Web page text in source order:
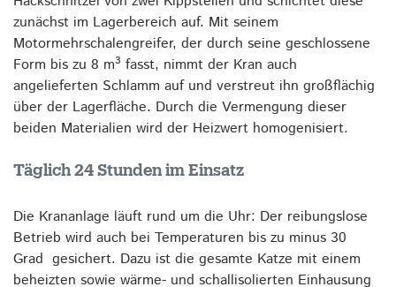
zunächst im Lagerbereich auf. Mit seinem
Motormehrschalengreifer, der durch seine geschlossene
Form bis zu 8 m3 fasst, nimmt der Kran auch
angelieferten Schlamm auf und verstreut ihn großflächig
über der Lagerfläche. Durch die Vermengung dieser
beiden Materialien wird der Heizwert homogenisiert.
Täglich 24 Stunden im Einsatz
Die Krananlage läuft rund um die Uhr: Der reibungslose
Betrieb wird auch bei Temperaturen bis zu minus 30
Grad gesichert. Dazu ist die gesamte Katze mit einem
beheizten sowie wärme- und schallisolierten Einhausung